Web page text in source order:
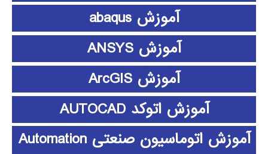
آموزش abaqus
آموزش ANSYS
آموزش ArcGIS
آموزش اتوکد AUTOCAD
آموزش اتوماسیون صنعتی Automation